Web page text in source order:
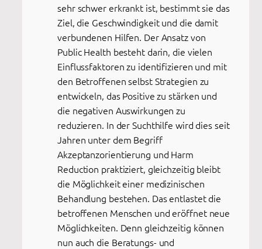
sehr schwer erkrankt ist, bestimmt sie das
Ziel, die Geschwindigkeit und die damit
verbundenen Hilfen. Der Ansatz von
Public Health besteht darin, die vielen
Einflussfaktoren zu identifizieren und mit
den Betroffenen selbst Strategien zu
entwickeln, das Positive zu stärken und
die negativen Auswirkungen zu
reduzieren. In der Suchthilfe wird dies seit
Jahren unter dem Begriff
Akzeptanzorientierung und Harm
Reduction praktiziert, gleichzeitig bleibt
die Möglichkeit einer medizinischen
Behandlung bestehen. Das entlastet die
betroffenen Menschen und eröffnet neue
Möglichkeiten. Denn gleichzeitig können
nun auch die Beratungs- und